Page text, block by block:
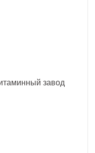
завод